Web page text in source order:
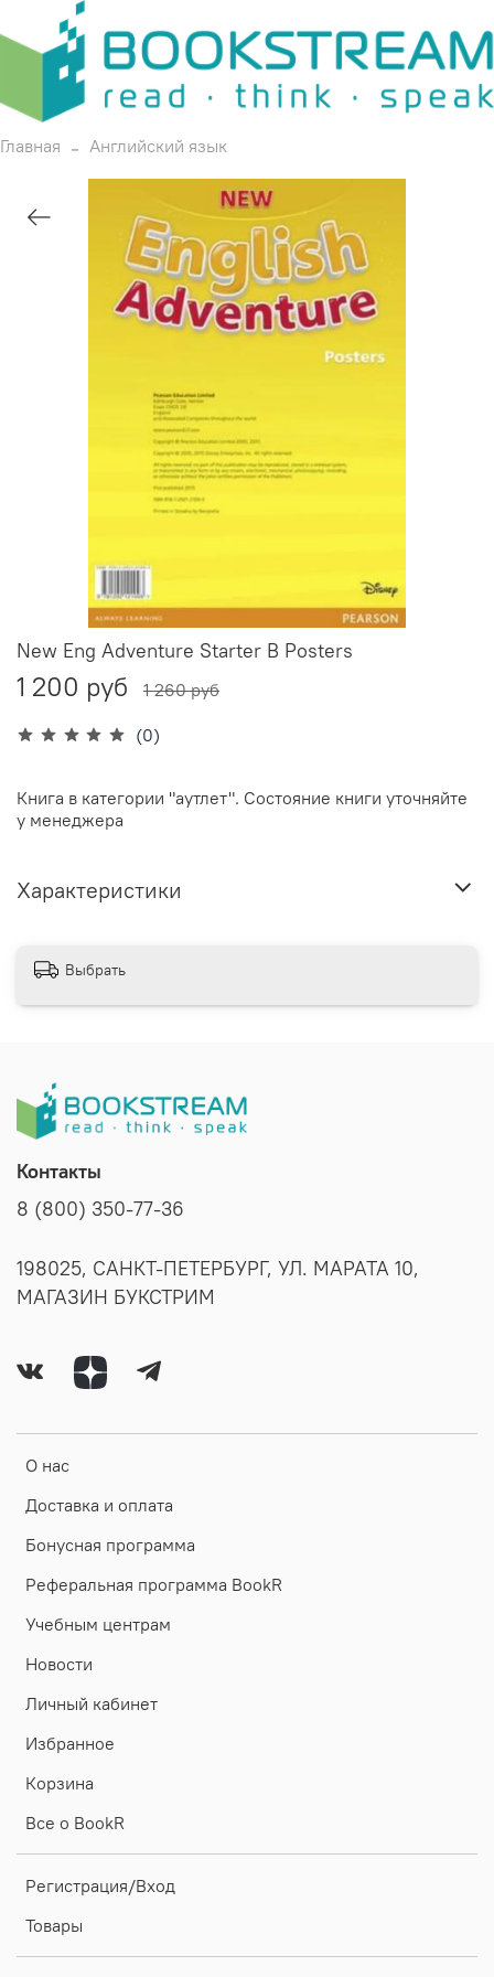
Главная Английский язык
(0)
New Eng Adventure Starter B Posters
1 200 руб 1 260 руб
Книга в категории "аутлет". Состояние книги уточняйте
у менеджера
Характеристики
Выбрать
О нас
Доставка и оплата
Бонусная программа
Реферальная программа BookR
Учебным центрам
Новости
Личный кабинет
Избранное
Корзина
Все о BookR
Регистрация/Вход
Товары
Контакты
8 (800) 350-77-36
198025, САНКТ-ПЕТЕРБУРГ, УЛ. МАРАТА 10,
МАГАЗИН БУКСТРИМ